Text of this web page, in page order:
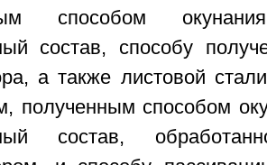
способом
состав, способу
а также листовой
полученным способом
состав,